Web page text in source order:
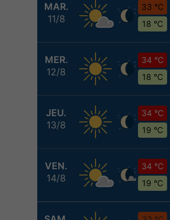
MAR.
11/8
33 °C
18 °C
MER.
12/8
34 °C
18 °C
JEU.
13/8
34 °C
19 °C
VEN.
14/8
34 °C
19 °C